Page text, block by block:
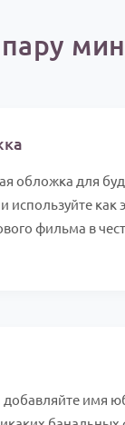
обложка для
используйте
фильма в
добавляйте имя